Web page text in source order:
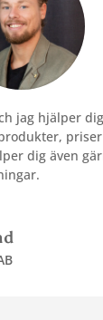
jag hjälper
priser
dig även